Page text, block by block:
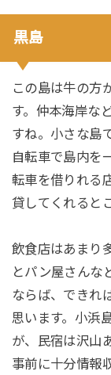
黒島
この島は牛の方
す。仲本海岸な
すね。小さな島
自転車で島内を
転車を借りれる
貸してくれると
飲食店はあまり
とパン屋さんな
ならば、できれ
思います。小浜
が、民宿は沢山
事前に十分情報